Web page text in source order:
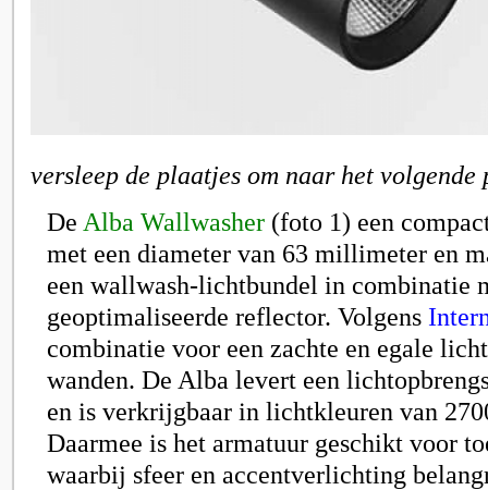
versleep de plaatjes om naar het
De Alba Wallwasher (foto 1) een
met een diameter van 63 millimeter en
een wallwash-lichtbundel in combinatie
geoptimaliseerde reflector. Volgens
combinatie voor een zachte en egale
wanden. De Alba levert een
en is verkrijgbaar in lichtkleuren van
Daarmee is het armatuur geschikt voor
waarbij sfeer en accentverlichting